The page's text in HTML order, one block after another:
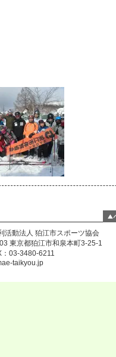
活動法人 狛江市スポーツ協会
東京都狛江市和泉本町3-25-1
：03-3480-6211
taikyou.jp